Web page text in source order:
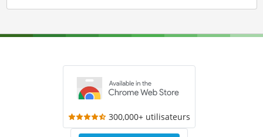
300,000+ utilisateurs